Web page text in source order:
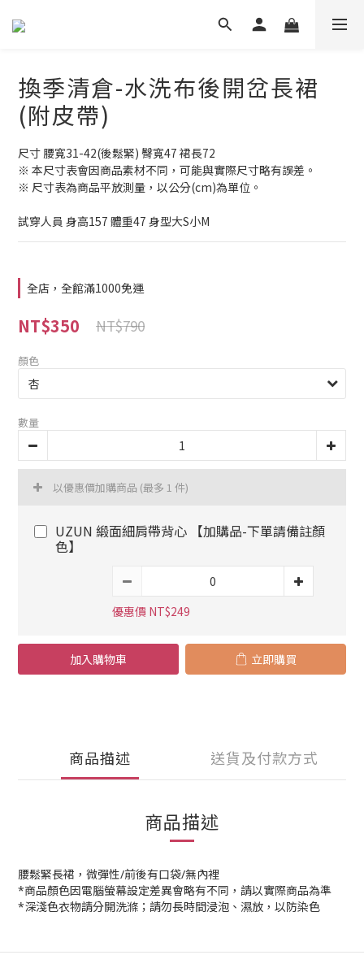
換季清倉-水洗布後開岔長裙
(附皮帶)
尺寸 腰寬31-42(後鬆緊) 臀寬47 裙長72
※ 本尺寸表會因商品素材不同，可能與實際尺寸略有誤差。
※ 尺寸表為商品平放測量，以公分(cm)為單位。
試穿人員 身高157 體重47 身型大S小M
全店，全館滿1000免運
NT$350 NT$790
顏色
數量
以優惠價加購商品 (最多 1 件)
UZUN 緞面細肩帶背心 【加購品-下單請備註顏
色】
優惠價 NT$249
加入購物車 立即購買
商品描述 送貨及付款方式
商品描述
腰鬆緊長裙，微彈性/前後有口袋/無內裡
*商品顏色因電腦螢幕設定差異會略有不同，請以實際商品為準
*深淺色衣物請分開洗滌；請勿長時間浸泡、濕放，以防染色